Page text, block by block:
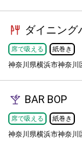
ダイニング
席で吸える 紙巻き
神奈川県横浜市神奈川
BAR BOP
席で吸える 紙巻き
神奈川県横浜市神奈川